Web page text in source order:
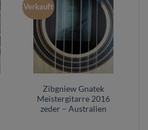
Verkauft
Zibgniew Gnatek
Meistergitarre 2016
zeder – Australien